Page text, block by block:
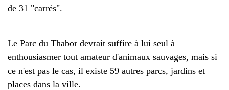
de 31 "carrés".
Le Parc du Thabor devrait suffire à lui seul à
enthousiasmer tout amateur d'animaux sauvages, mais si
ce n'est pas le cas, il existe 59 autres parcs, jardins et
places dans la ville.